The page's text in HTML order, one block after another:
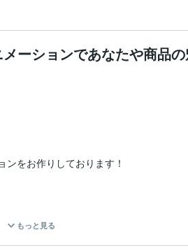
ーションであなたや商品
ンをお作りしております！
もっと見る